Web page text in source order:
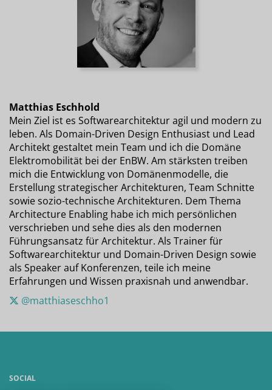
Matthias Eschhold
Mein Ziel ist es Softwarearchitektur agil und modern zu
leben. Als Domain-Driven Design Enthusiast und Lead
Architekt gestaltet mein Team und ich die Domäne
Elektromobilität bei der EnBW. Am stärksten treiben
mich die Entwicklung von Domänenmodelle, die
Erstellung strategischer Architekturen, Team Schnitte
sowie sozio-technische Architekturen. Dem Thema
Architecture Enabling habe ich mich persönlichen
verschrieben und sehe dies als den modernen
Führungsansatz für Architektur. Als Trainer für
Softwarearchitektur und Domain-Driven Design sowie
als Speaker auf Konferenzen, teile ich meine
Erfahrungen und Wissen praxisnah und anwendbar.
@matthiaseschho1
SOCIAL